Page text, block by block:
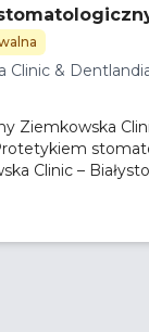
Clinic &
Ziemkowska
– Białystok